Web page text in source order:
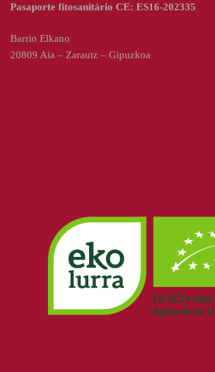
Pasaporte fitosanitário CE: ES16-202335
Barrio Elkano
20809 Aia – Zarautz – Gipuzkoa